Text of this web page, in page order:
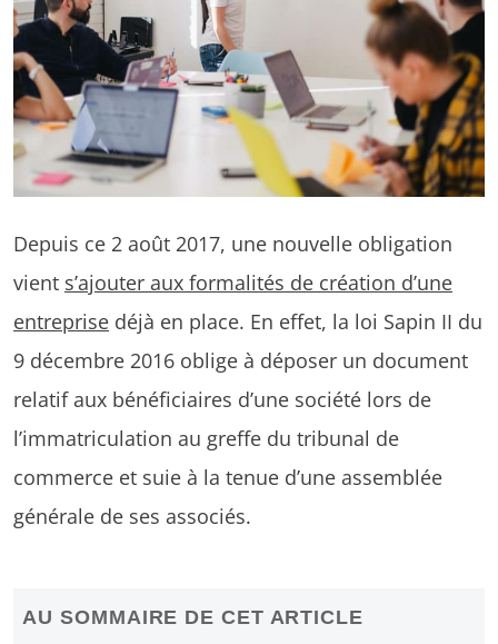
Depuis ce 2 août 2017, une nouvelle obligation
vient s’ajouter aux formalités de création d’une
entreprise déjà en place. En effet, la loi Sapin II du
9 décembre 2016 oblige à déposer un document
relatif aux bénéficiaires d’une société lors de
l’immatriculation au greffe du tribunal de
commerce et suie à la tenue d’une assemblée
générale de ses associés.
AU SOMMAIRE DE CET ARTICLE